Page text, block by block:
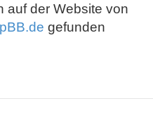
auf der Website von
gefunden